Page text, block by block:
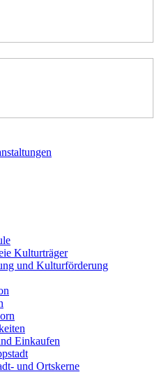
Kulturträger
und Kulturförderung
Einkaufen
und Ortskerne